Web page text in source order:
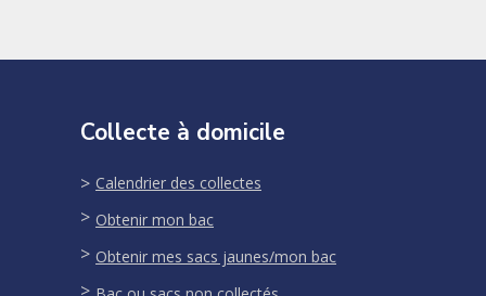
Collecte à domicile
Calendrier des collectes
Obtenir mon bac
Obtenir mes sacs jaunes/mon bac